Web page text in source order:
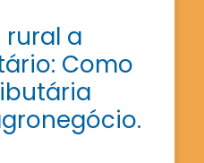
a
Como